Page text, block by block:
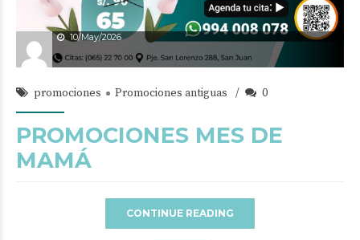
10/May/2026
promociones Promociones antiguas 0
PROMOCIONES MES DE
MAMÁ
CONTINUE READING